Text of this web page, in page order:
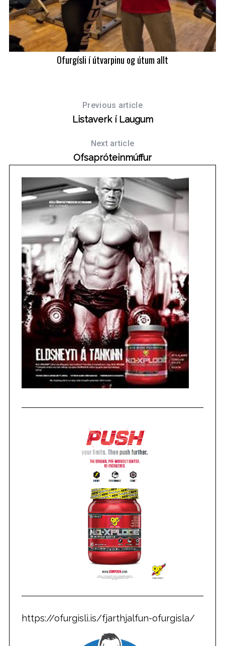
Ofurgísli í útvarpinu og útum allt
Previous article
Listaverk í Laugum
Next article
Ofsapróteinmúffur
https://ofurgisli.is/fjarthjalfun-ofurgisla/